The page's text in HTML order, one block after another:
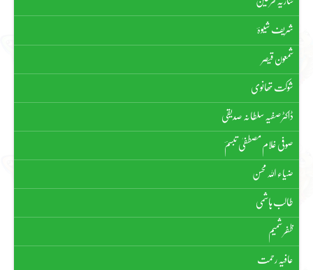
شریف شیوہؔ
شمعون قیصر
شوکت تھانوی
ڈاکٹر صفیہ سلطانہ صدیقی
صوفی غلام مصطفیٰ تبسمؔ
ضیاء اللہ محسن
طالب ہاشمی
ظفر شمیم
عافیہ رحمت